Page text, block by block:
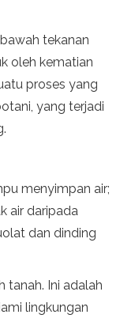
tekanan
oleh kematian
proses yang
yang terjadi
menyimpan air;
air daripada
dan dinding
tanah. Ini adalah
lingkungan